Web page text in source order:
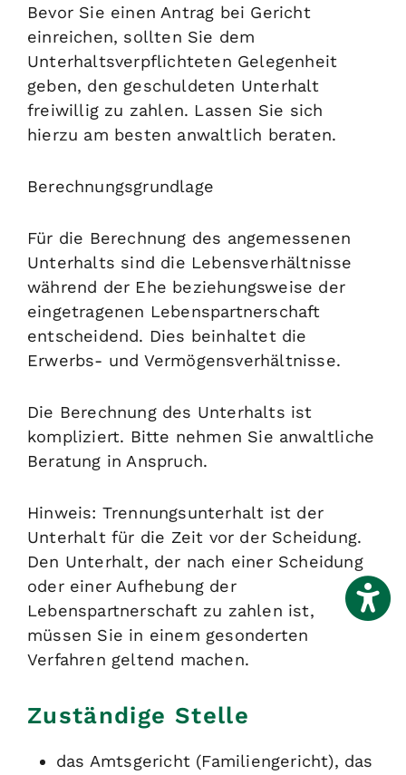
Bevor Sie einen Antrag bei Gericht
einreichen, sollten Sie dem
Unterhaltsverpflichteten Gelegenheit
geben, den geschuldeten Unterhalt
freiwillig zu zahlen. Lassen Sie sich
hierzu am besten anwaltlich beraten.
Berechnungsgrundlage
Für die Berechnung des angemessenen
Unterhalts sind die Lebensverhältnisse
während der Ehe beziehungsweise der
eingetragenen Lebenspartnerschaft
entscheidend. Dies beinhaltet die
Erwerbs- und Vermögensverhältnisse.
Die Berechnung des Unterhalts ist
kompliziert. Bitte nehmen Sie anwaltliche
Beratung in Anspruch.
Hinweis: Trennungsunterhalt ist der
Unterhalt für die Zeit vor der Scheidung.
Den Unterhalt, der nach einer Scheidung
oder einer Aufhebung der
Lebenspartnerschaft zu zahlen ist,
müssen Sie in einem gesonderten
Verfahren geltend machen.
Zuständige Stelle
das Amtsgericht (Familiengericht), das